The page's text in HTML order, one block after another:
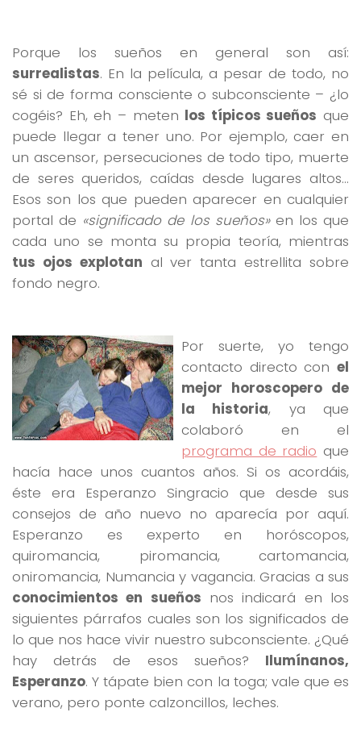
Porque los sueños en general son así:
surrealistas. En la película, a pesar de todo, no
sé si de forma consciente o subconsciente – ¿lo
cogéis? Eh, eh – meten los típicos sueños que
puede llegar a tener uno. Por ejemplo, caer en
un ascensor, persecuciones de todo tipo, muerte
de seres queridos, caídas desde lugares altos…
Esos son los que pueden aparecer en cualquier
portal de «significado de los sueños»en los que
cada uno se monta su propia teoría, mientras
tus ojos explotan al ver tanta estrellita sobre
fondo negro.
Por suerte, yo tengo
contacto directo con el
mejor horoscopero de
la historia, ya que
colaboró en el
programa de radio que
hacía hace unos cuantos años. Si os acordáis,
éste era Esperanzo Singracio que desde sus
consejos de año nuevo no aparecía por aquí.
Esperanzo es experto en horóscopos,
quiromancia, piromancia, cartomancia,
oniromancia, Numancia y vagancia. Gracias a sus
conocimientos en sueños nos indicará en los
siguientes párrafos cuales son los significados de
lo que nos hace vivir nuestro subconsciente. ¿Qué
hay detrás de esos sueños? Ilumínanos,
Esperanzo. Y tápate bien con la toga; vale que es
verano, pero ponte calzoncillos, leches.